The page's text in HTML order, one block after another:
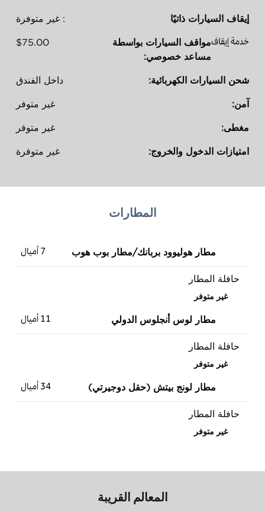
إيقاف السيارات ذاتيًا : غير متوفرة
خدمة إيقافمواقف السيارات بواسطة
مساعد خصوصي:
$75.00
شحن السيارات الكهربائية:
داخل الفندق
آمن:
غير متوفر
مغطى:
غير متوفر
امتيازات الدخول والخروج:
غير متوفرة
المطارات
مطار هوليوود بربانك/مطار بوب هوب 7 أميال
حافلة المطار
غير متوفر
مطار لوس أنجلوس الدولي 11 أميال
حافلة المطار
غير متوفر
مطار لونج بيتش (حقل دوجيرتي) 34 أميال
حافلة المطار
غير متوفر
المعالم القريبة